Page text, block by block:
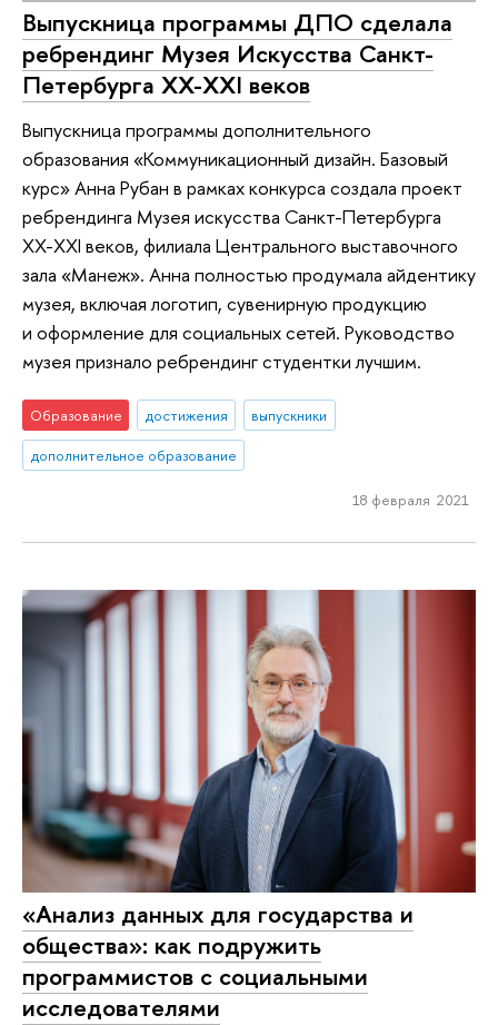
Выпускница программы ДПО сделала
ребрендинг Музея Искусства Санкт-
Петербурга ХХ-ХХI веков
Выпускница программы дополнительного
образования «Коммуникационный дизайн. Базовый
курс» Анна Рубан в рамках конкурса создала проект
ребрендинга Музея искусства Санкт-Петербурга
XX-XXI веков, филиала Центрального выставочного
зала «Манеж». Анна полностью продумала айдентику
музея, включая логотип, сувенирную продукцию
и оформление для социальных сетей. Руководство
музея признало ребрендинг студентки лучшим.
Образование достижения
выпускники
дополнительное образование
18 февраля 2021
«Анализ данных для государства и
общества»: как подружить
программистов с социальными
исследователями